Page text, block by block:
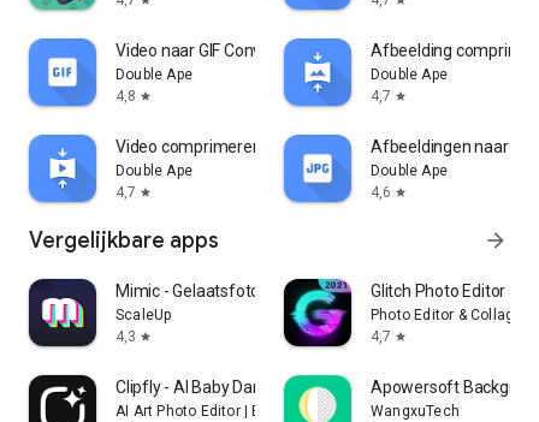
Video naar GIF Converter
Double Ape
4,8 star
Afbeelding
Double Ape
4,7 star
Video comprimeren
Double Ape
4,7 star
Afbeeldingen naar
Double Ape
4,6 star
Vergelijkbare apps arrow_forward
Mimic - Gelaatsfoto Animator
ScaleUp
4,3 star
Glitch Photo Editor &
Photo Editor & Collage
4,7 star
Clipfly - AI Baby Dance Video
AI Art Photo Editor | Everimaging Ltd.
Apowersoft
WangxuTech